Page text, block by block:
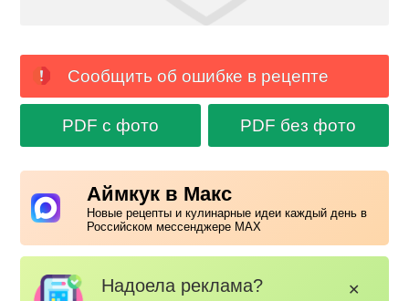
Сообщить об ошибке в рецепте
PDF с фото PDF без фото
Аймкук в Макс
Новые рецепты и кулинарные идеи каждый день в
Российском мессенджере MAX
Надоела реклама? ✕